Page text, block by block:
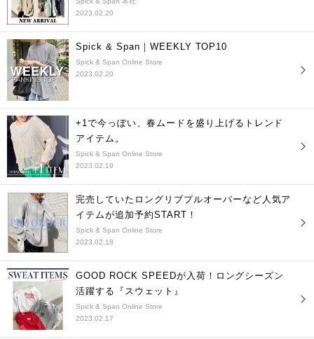
2023.02.20
Spick & Span｜WEEKLY TOP10
Spick & Span Online Store
2023.02.20
+1で今っぽい、春ムードを盛り上げるトレンド
アイテム。
Spick & Span Online Store
2023.02.19
完売していたロングリブプルオーバーなど人気ア
イテムが追加予約START！
Spick & Span Online Store
2023.02.18
GOOD ROCK SPEEDが入荷！ロングシーズン
活躍する『スウェット』
Spick & Span Online Store
2023.02.17